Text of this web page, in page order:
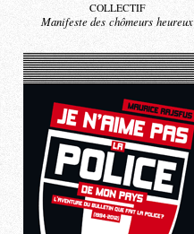
COLLECTIF
Manifeste des chômeurs heureux